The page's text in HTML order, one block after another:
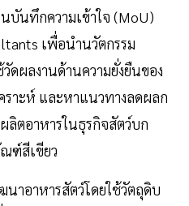
บันทึกความเข้าใจ (MoU)
เพื่อนำนวัตกรรม
ดผลงานด้านความยั่งยืนของ
าะห์ และหาแนวทางลดผลก
ลิตอาหารในธุรกิจสัตว์บก
ฑ์สีเขียว
าอาหารสัตว์โดยใช้วัตถุดิบ